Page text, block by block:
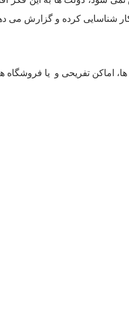
شناسایی کرده و گزارش می
اماکن تفریحی و یا فروشگاه